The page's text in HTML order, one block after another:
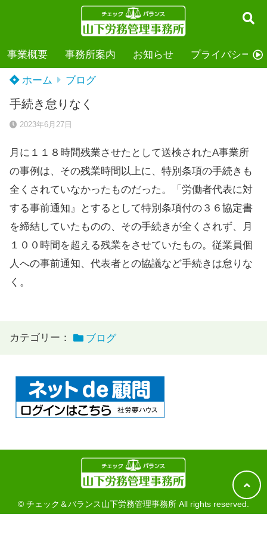
事業概要 事務所案内 お知らせ プライバシーポ
ホーム ブログ
手続き怠りなく
2023年6月27日
月に１１８時間残業させたとして送検されたA事業所
の事例は、その残業時間以上に、特別条項の手続きも
全くされていなかったものだった。「労働者代表に対
する事前通知』とするとして特別条項付の３６協定書
を締結していたものの、その手続きが全くされず、月
１００時間を超える残業をさせていたもの。従業員個
人への事前通知、代表者との協議など手続きは怠りな
く。
カテゴリー： ブログ
© チェック＆バランス山下労務管理事務所 All rights reserved.